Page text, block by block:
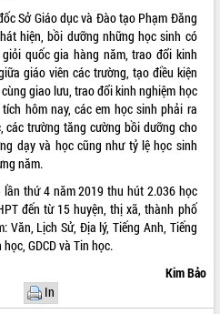
Sở Giáo dục và Đào tạo Phạm Đăng
hiện, bồi dưỡng những học sinh có
quốc gia hàng năm, trao đổi kinh
giáo viên các trường, tạo điều kiện
giao lưu, trao đổi kinh nghiệm học
hôm nay, các em học sinh phải ra
các trường tăng cường bồi dưỡng cho
dạy và học cũng như tỷ lệ học sinh
năm.
thứ 4 năm 2019 thu hút 2.036 học
đến từ 15 huyện, thị xã, thành phố
Văn, Lịch Sử, Địa lý, Tiếng Anh, Tiếng
GDCD và Tin học.
Kim Bảo
In